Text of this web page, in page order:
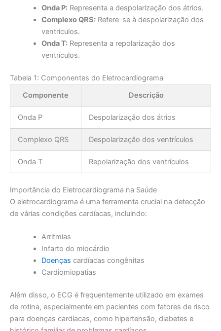
Onda P:Representa a despolarização dos átrios.
Complexo QRS:Refere-se à despolarização dos
ventrículos.
Onda T:Representa a repolarização dos
ventrículos.
Tabela 1: Componentes do Eletrocardiograma
Componente
Descrição
Onda P Despolarização dos átrios
Complexo QRS Despolarização dos ventrículos
Onda T Repolarização dos ventrículos
Importância do Eletrocardiograma na Saúde
O eletrocardiograma é uma ferramenta crucial na detecção
de várias condições cardíacas, incluindo:
Arritmias
Infarto do miocárdio
Doenças cardíacas congênitas
Cardiomiopatias
Além disso, o ECG é frequentemente utilizado em exames
de rotina, especialmente em pacientes com fatores de risco
para doenças cardíacas, como hipertensão, diabetes e